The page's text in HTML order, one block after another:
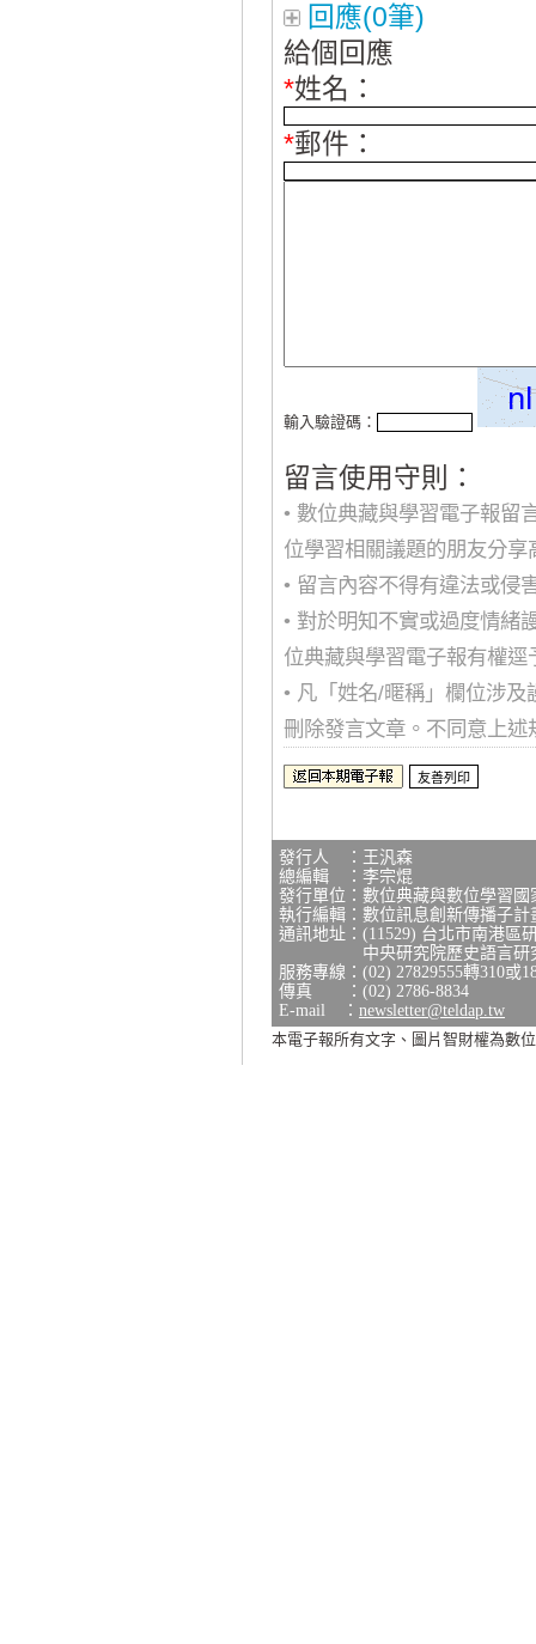
回應(0筆)
給個回應
*姓名：
*郵件：
輸入驗證碼：
留言使用守則：
• 數位典藏與學習電子報留
位學習相關議題的朋友分
• 留言內容不得有違法或侵
• 對於明知不實或過度情緒
位典藏與學習電子報有權
• 凡「姓名/暱稱」欄位涉
刪除發言文章。不同意上述
發行人 ：王汎森
總編輯 ：李宗焜
發行單位：數位典藏與數位學習
執行編輯：數位訊息創新傳播子計
通訊地址：(11529) 台北市南港區
中央研究院歷史語言研究
服務專線：(02) 27829555轉310或
傳真 ：(02) 2786-8834
E-mail ： newsletter@teldap.tw
本電子報所有文字、圖片智財權為數